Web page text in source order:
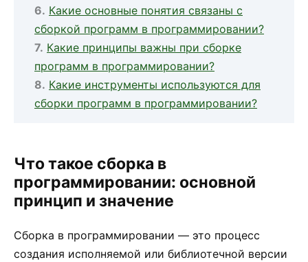
Какие основные понятия связаны с
сборкой программ в программировании?
Какие принципы важны при сборке
программ в программировании?
Какие инструменты используются для
сборки программ в программировании?
Что такое сборка в
программировании: основной
принцип и значение
Сборка в программировании — это процесс
создания исполняемой или библиотечной версии